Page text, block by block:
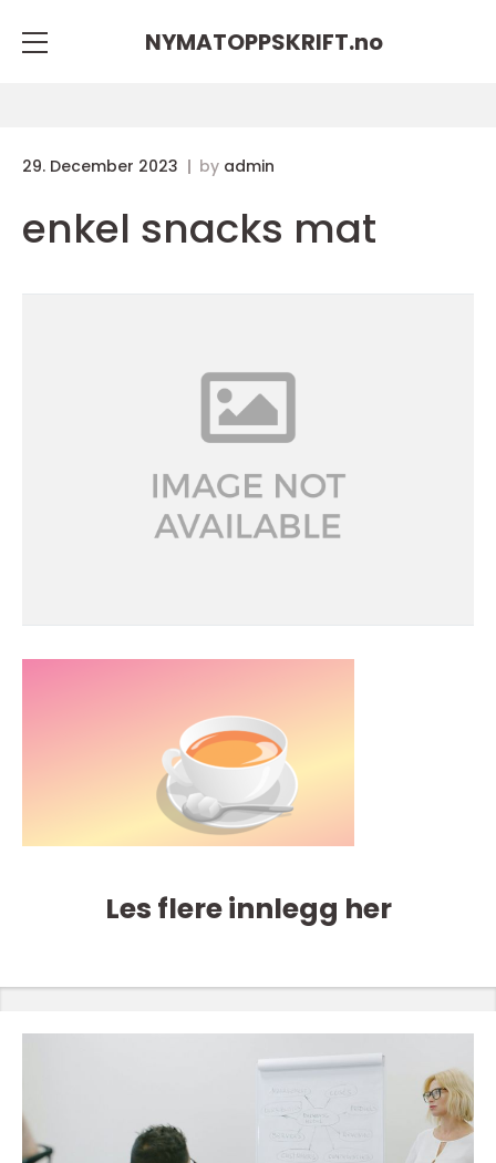
NYMATOPPSKRIFT.no
29. December 2023 by admin
enkel snacks mat
Les flere innlegg her